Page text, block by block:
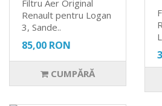
Filtru Aer Original
Renault pentru Logan
3, Sande..
85,00 RON
CUMPĂRĂ